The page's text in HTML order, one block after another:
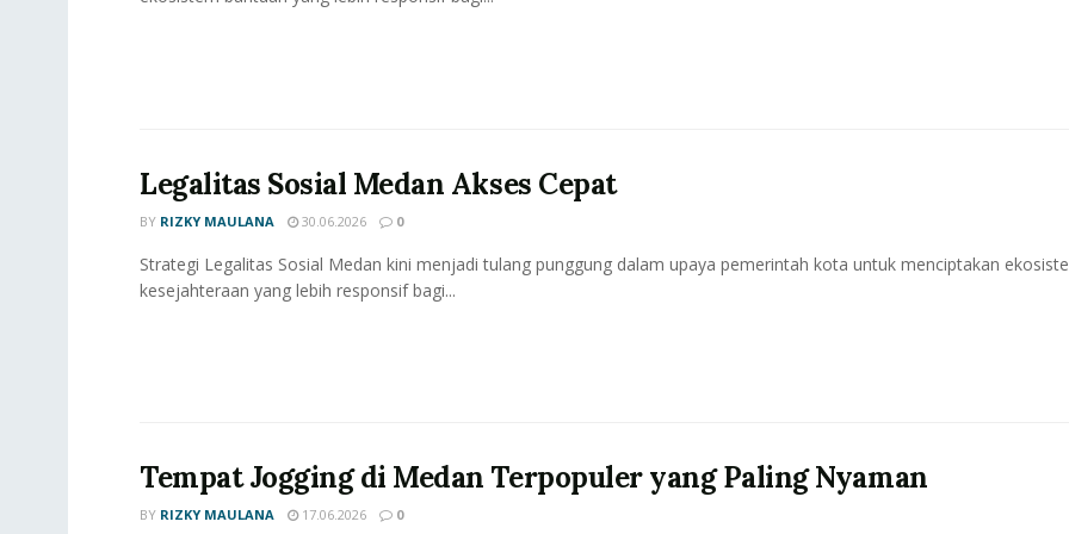
Legalitas Sosial Medan Akses Cepat
BY RIZKY MAULANA 30.06.2026 0
Strategi Legalitas Sosial Medan kini menjadi tulang punggung dalam upaya pemerintah kota untuk menciptakan
kesejahteraan yang lebih responsif bagi...
Tempat Jogging di Medan Terpopuler yang Paling Nyaman
BY RIZKY MAULANA 17.06.2026 0